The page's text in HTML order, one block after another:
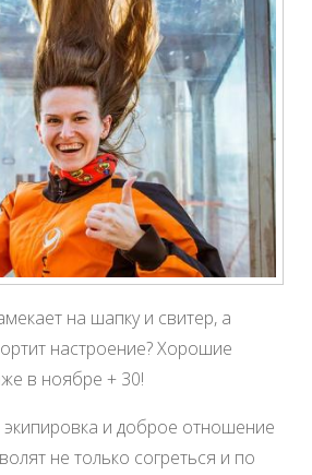
на шапку и свитер, а
настроение? Хорошие
в ноябре + 30!
и доброе отношение
не только согреться и по